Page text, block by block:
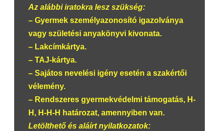
Az alábbi iratokra lesz szükség:
– Gyermek személyazonosító igazolványa
vagy születési anyakönyvi kivonata.
– Lakcímkártya.
– TAJ-kártya.
– Sajátos nevelési igény esetén a szakértői
vélemény.
– Rendszeres gyermekvédelmi támogatás, H-
H, H-H-H határozat, amennyiben van.
Letölthető és aláírt nyilatkozatok: